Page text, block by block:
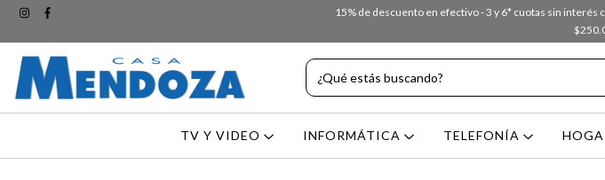
15% de descuento en efectivo - 3 y 6* cuotas sin
TV Y VIDEO INFORMÁTICA TELEFONÍA